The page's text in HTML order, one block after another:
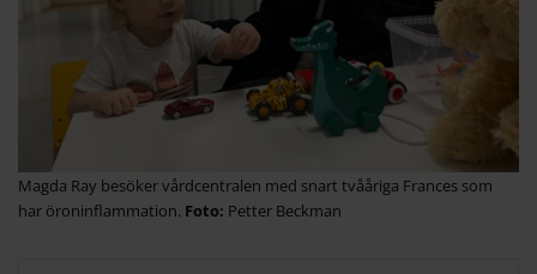
Magda Ray besöker vårdcentralen med snart tvååriga Frances som
har öroninflammation.
Petter Beckman